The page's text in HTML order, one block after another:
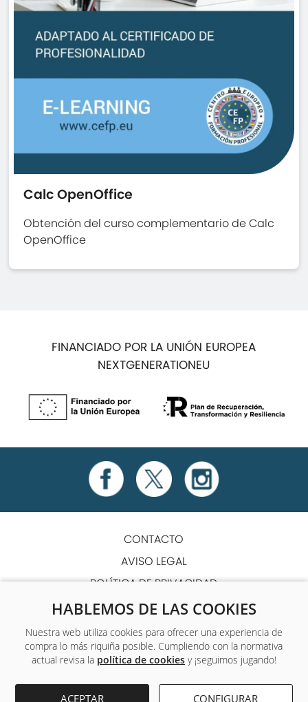
HABLEMOS DE LAS COOKIES
Nuestra web utiliza cookies para ofrecer una experiencia de
compra lo más riquiña posible. Cumpliendo con la normativa
actual revisa la política de cookiesy ¡seguimos jugando!
ACEPTAR CONFIGURAR
Calc OpenOffice
Obtención del curso complementario de Calc
OpenOffice
FINANCIADO POR LA UNIÓN EUROPEA
NEXTGENERATIONEU
CONTACTO
AVISO LEGAL
POLÍTICA DE PRIVACIDAD
POLÍTICA DE COOKIES
TÉRMINOS Y CONDICIONES
ACCESIBILIDAD
Único centro de formación y empleo que ofrece a sus